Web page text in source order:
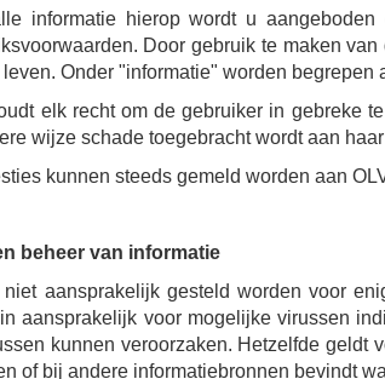
informatie hierop wordt u
Door gebruik te maken
Onder "informatie" worden
elk recht om de gebruiker in gebreke
wijze schade toegebracht wordt aan
kunnen steeds gemeld worden aan
beheer van informatie
niet aansprakelijk gesteld worden voor
aansprakelijk voor mogelijke virussen
kunnen veroorzaken. Hetzelfde
of bij andere informatiebronnen bevindt